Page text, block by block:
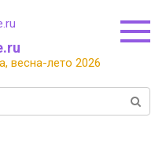
весна-лето 2026